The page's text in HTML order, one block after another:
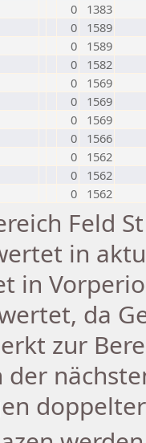
0
1383
0
1589
0
1589
0
1582
0
1569
0
1569
0
1569
0
1566
0
1562
0
1562
0 1562
Feld
in
in
da
zur
der